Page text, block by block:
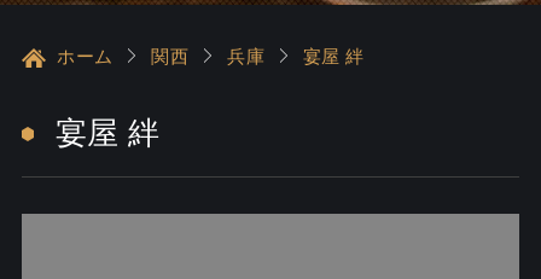
ホーム 関西 兵庫 宴屋 絆
宴屋 絆